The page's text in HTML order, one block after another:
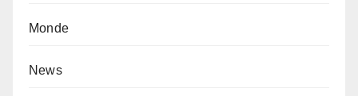
Monde
News